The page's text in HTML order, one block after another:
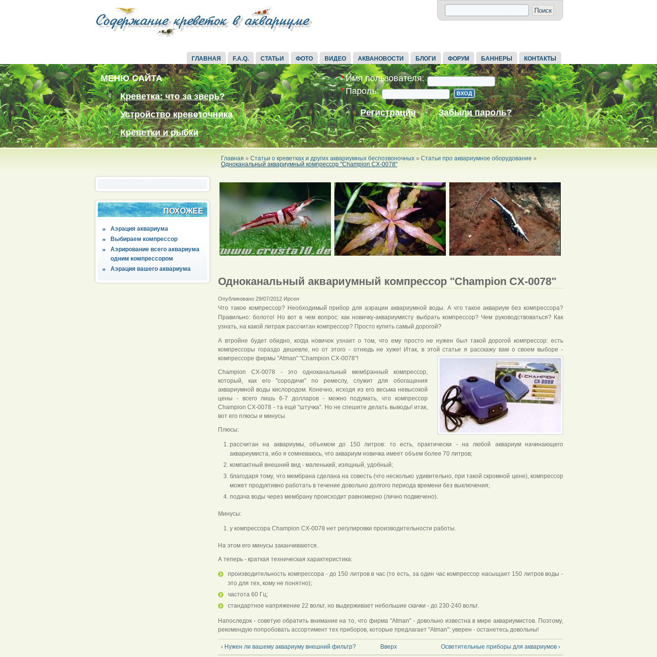
ГЛАВНАЯ F.A.Q. СТАТЬИ ФОТО ВИДЕО АКВАНОВОСТИ БЛОГИ ФОРУМ БАННЕРЫ КОНТАКТЫ
МЕНЮ САЙТА
Креветка: что за зверь?
Устройство креветочника
Креветки и рыбки
Имя пользователя:
*
Пароль:
*
Регистрация Забыли пароль?
Главная » Статьи о креветках и других аквариумных беспозвоночных» Статьи про аквариумное оборудование »
Одноканальный аквариумный компрессор "Champion CX-0078"
ПОХОЖЕЕ
Аэрация аквариума
Выбираем компрессор
Аэрирование всего аквариума
одним компрессором
Аэрация вашего аквариума
Одноканальный аквариумный компрессор "Champion CX-0078"
Опубликовано 29/07/2012 Ирсен
Что такое компрессор? Необходимый прибор для аэрации аквариумной воды. А что такое аквариум без компрессора?
Правильно: болото! Но вот в чем вопрос: как новичку-аквариумисту выбрать компрессор? Чем руководствоваться? Как
узнать, на какой литраж рассчитан компрессор? Просто купить самый дорогой?
А втройне будет обидно, когда новичок узнает о том, что ему просто не нужен был такой дорогой компрессор: есть
компрессоры гораздо дешевле, но от этого - отнюдь не хуже! Итак, в этой статье я расскажу вам о своем выборе -
компрессоре фирмы "Atman" "Champion CX-0078"!
Champion CX-0078 - это одноканальный мембранный компрессор,
который, как его "сородичи" по ремеслу, служит для обогащения
аквариумной воды кислородом. Конечно, исходя из его весьма невысокой
цены - всего лишь 6-7 долларов - можно подумать, что компрессор
Champion CX-0078 - та ещё "штучка". Но не спешите делать выводы! итак,
вот его плюсы и минусы.
Плюсы:
рассчитан на аквариумы, объемом до 150 литров: то есть, практически - на любой аквариум начинающего
аквариумиста, ибо я сомневаюсь, что аквариум новичка имеет объем более 70 литров;
компактный внешний вид - маленький, изящный, удобный;
благодаря тому, что мембрана сделана на совесть (что несколько удивительно, при такой скромной цене), компрессор
может продуктивно работать в течение довольно долгого периода времени без выключения;
подача воды через мембрану происходит равномерно (лично подмечено).
Минусы:
у компрессора Champion CX-0078 нет регулировки производительности работы.
На этом его минусы заканчиваются.
А теперь - краткая техническая характеристика:
производительность компрессора - до 150 литров в час (то есть, за один час компрессор насыщает 150 литров воды -
это для тех, кому не понятно);
частота 60 Гц;
стандартное напряжение 22 вольт, но выдерживает небольшие скачки - до 230-240 вольт.
Напоследок - советую обратить внимание на то, что фирма "Atman" - довольно известна в мире аквариумистов. Поэтому,
рекомендую попробовать ассортимент тех приборов, которые предлагает "Atman": уверен - останетесь довольны!
‹ Нужен ли вашему аквариуму внешний фильтр? Вверх Осветительные приборы для аквариумов ›